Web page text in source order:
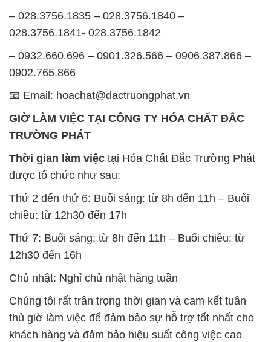
– 028.3756.1835 – 028.3756.1840 –
028.3756.1841- 028.3756.1842
– 0932.660.696 – 0901.326.566 – 0906.387.866 –
0902.765.866
📧 Email: hoachat@dactruongphat.vn
GIỜ LÀM VIỆC TẠI CÔNG TY HÓA CHẤT ĐẮC
TRƯỜNG PHÁT
Thời gian làm việc tại Hóa Chất Đắc Trường Phát
được tổ chức như sau:
Thứ 2 đến thứ 6: Buổi sáng: từ 8h đến 11h – Buổi
chiều: từ 12h30 đến 17h
Thứ 7: Buổi sáng: từ 8h đến 11h – Buổi chiều: từ
12h30 đến 16h
Chủ nhật: Nghỉ chủ nhật hàng tuần
Chúng tôi rất trân trọng thời gian và cam kết tuân
thủ giờ làm việc để đảm bảo sự hỗ trợ tốt nhất cho
khách hàng và đảm bảo hiệu suất công việc cao